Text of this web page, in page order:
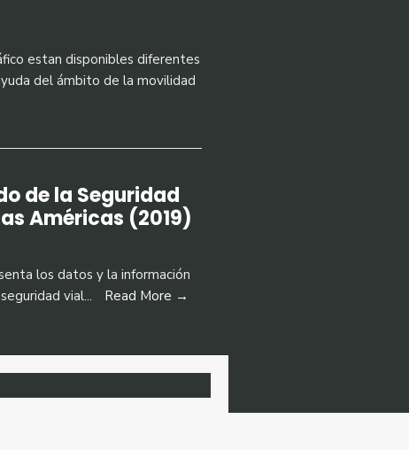
estan disponibles diferentes
del ámbito de la movilidad
de la Seguridad
Américas (2019)
los datos y la información
vial... Read More →